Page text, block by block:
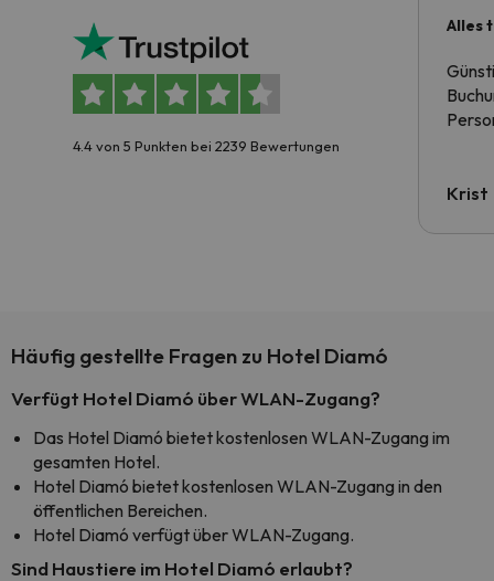
4.4 von 5 Punkten bei 2239 Bewertungen
Alles
Krist
Häufig gestellte Fragen zu Hotel Diamó
Verfügt Hotel Diamó über WLAN-Zugang?
Das Hotel Diamó bietet kostenlosen WLAN-Zugang im
gesamten Hotel.
Hotel Diamó bietet kostenlosen WLAN-Zugang in den
öffentlichen Bereichen.
Hotel Diamó verfügt über WLAN-Zugang.
Sind Haustiere im Hotel Diamó erlaubt?